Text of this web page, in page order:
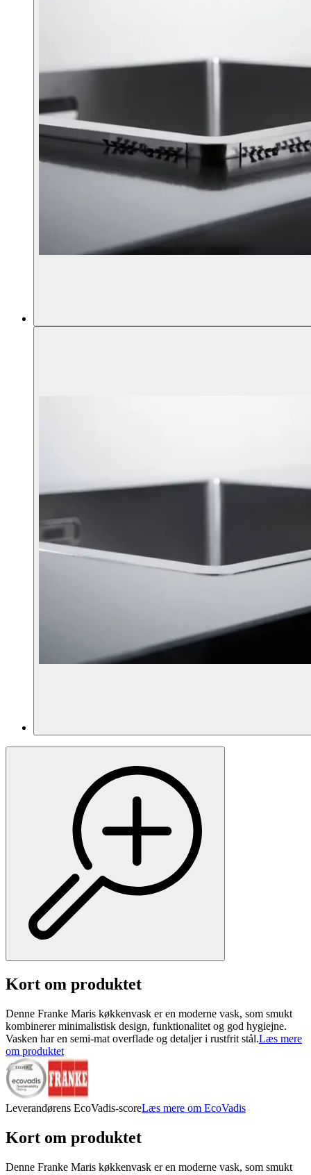
Kort om produktet
Denne Franke Maris køkkenvask er en moderne vask, som smukt
kombinerer minimalistisk design, funktionalitet og god hygiejne.
Vasken har en semi-mat overflade og detaljer i rustfrit stål.Læs mere
om produktet
Leverandørens EcoVadis-scoreLæs mere om EcoVadis
Kort om produktet
Denne Franke Maris køkkenvask er en moderne vask, som smukt